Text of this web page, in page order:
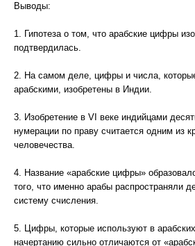
Выводы:
1. Гипотеза о том, что арабские цифры
подтвердилась.
2. На самом деле, цифры и числа,
арабскими, изобретены в Индии.
3. Изобретение в VI веке индийцами
нумерации по праву считается одним из
человечества.
4. Название «арабские цифры»
того, что именно арабы распространяли
систему счисления.
5. Цифры, которые используют в
начертанию сильно отличаются от